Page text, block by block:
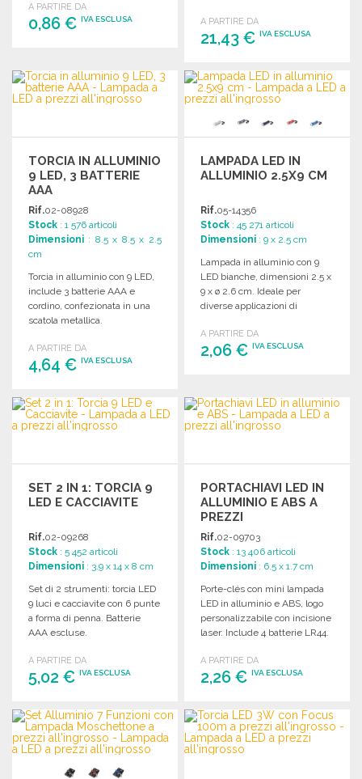
A PARTIRE DA
0,86 € IVA ESCLUSA
Richiedi un preventivo
A PARTIRE DA
21,43 €IVA ESCLUSA
ORDINARE
Richiedi un preventivo
TORCIA IN ALLUMINIO
9 LED, 3 BATTERIE
AAA
Rif.02-08928
Stock : 1 576 articoli
Dimensioni : 8.5 x 8.5 x 2.5
cm
Torcia in alluminio con 9 LED,
include 3 batterie AAA e
cordino, confezionata in una
scatola metallica.
A PARTIRE DA
4,64 € IVA ESCLUSA
ORDINARE
Richiedi un preventivo
LAMPADA LED IN
ALLUMINIO 2.5X9 CM
Rif.05-14356
Stock : 45 271 articoli
Dimensioni : 9 x 2.5 cm
Lampada in alluminio con 9
LED bianche, dimensioni 2.5 x
9 x ø 2.6 cm. Ideale per
diverse applicazioni di
A PARTIRE DA
2,06 €IVA ESCLUSA
Richiedi un preventivo
SET 2 IN 1: TORCIA 9
LED E CACCIAVITE
Rif.02-09268
Stock : 5 452 articoli
Dimensioni : 3.9 x 14 x 8 cm
Set di 2 strumenti: torcia LED
9 luci e cacciavite con 6 punte
a forma di penna. Batterie
AAA escluse.
A PARTIRE DA
5,02 € IVA ESCLUSA
ORDINARE
Richiedi un preventivo
PORTACHIAVI LED IN
ALLUMINIO E ABS A
PREZZI
ALL'INGROSSO
Rif.02-09703
Stock : 13 406 articoli
Dimensioni : 6.5 x 1.7 cm
Porte-clés con mini lampada
LED in alluminio e ABS, logo
personalizzabile con incisione
laser. Include 4 batterie LR44.
A PARTIRE DA
2,26 €IVA ESCLUSA
ORDINARE
Richiedi un preventivo